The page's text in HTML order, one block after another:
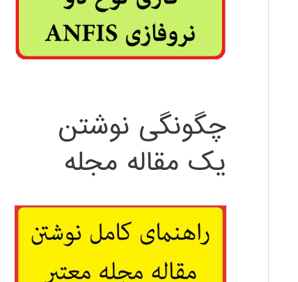
چگونگی نوشتن
یک مقاله مجله